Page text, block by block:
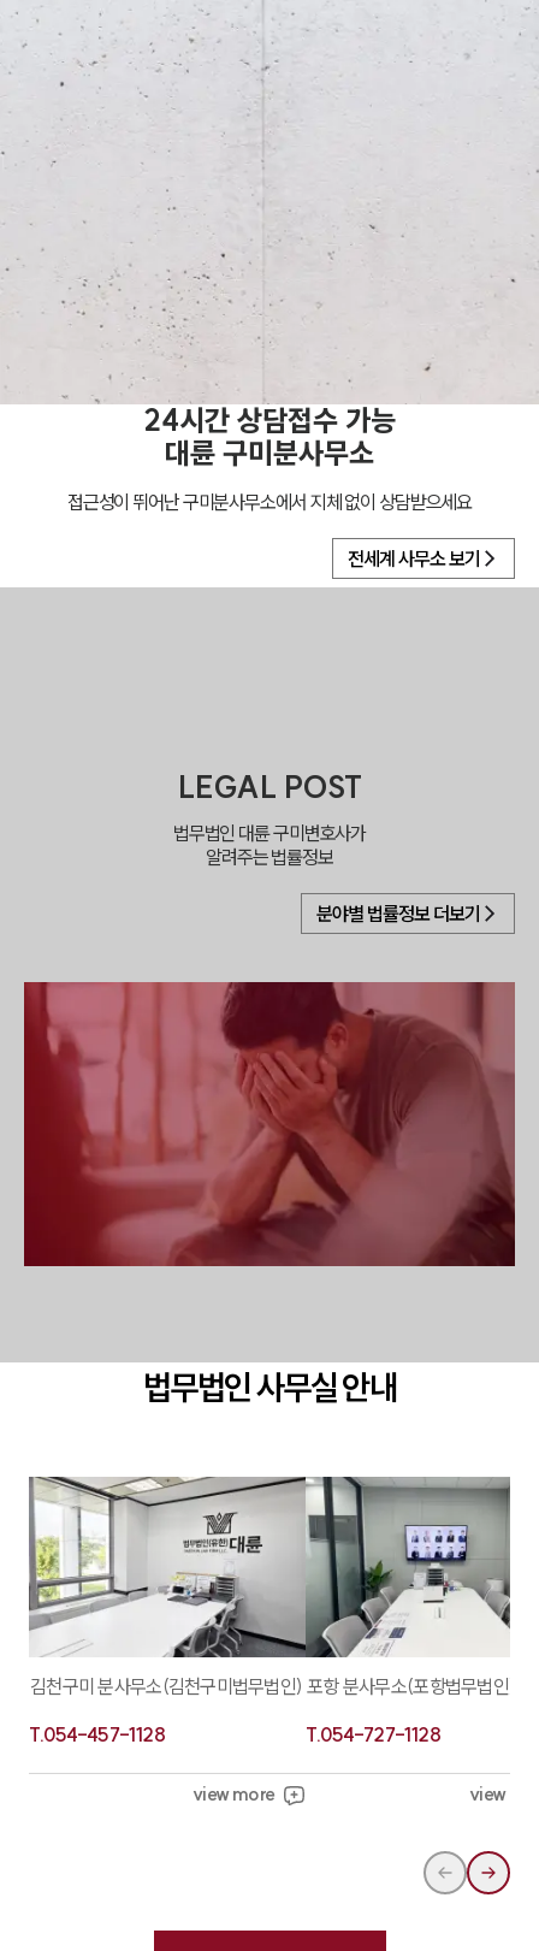
24시간 상담접수 가능
대륜 구미분사무소
접근성이 뛰어난구미분사무소에서 지체 없이 상담받으세요
전세계 사무소 보기
LEGAL POST
법무법인 대륜구미 변호사가
알려주는 법률정보
분야별 법률정보 더보기
법무법인 사무실 안내
김천구미 분사무소(김천구미법무법인)
T.054-457-1128
view more
포항 분사무소(포항법무법인)
T.054-727-1128
view